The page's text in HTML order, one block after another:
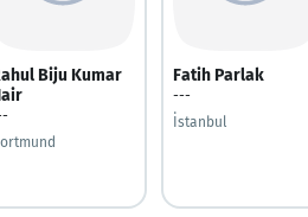
Biju Kumar
Fatih Parlak
---
İstanbul